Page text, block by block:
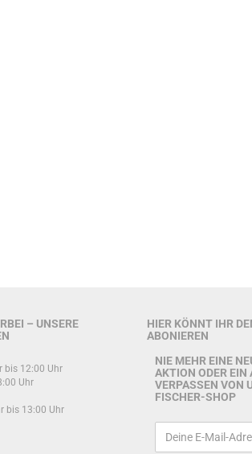
– UNSERE
bis 12:00 Uhr
Uhr
bis 13:00 Uhr
HIER KÖNNT IHR
ABONIEREN
NIE MEHR EINE
AKTION ODER EIN
VERPASSEN VON
FISCHER-SHOP